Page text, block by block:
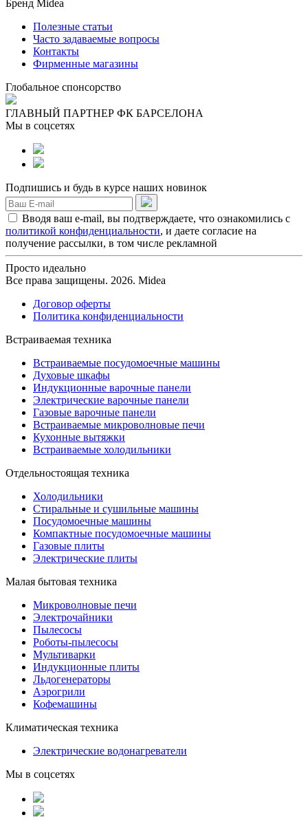
Бренд Midea
Полезные статьи
Часто задаваемые вопросы
Контакты
Фирменные магазины
Глобальное спонсорство
ГЛАВНЫЙ ПАРТНЕР ФК БАРСЕЛОНА
Мы в соцсетях
Подпишись и будь в курсе наших новинок
Вводя ваш e-mail, вы подтверждаете, что ознакомились с
политикой конфиденциальности, и даете согласие на
получение рассылки, в том числе рекламной
Просто идеально
Все права защищены. 2026. Midea
Договор оферты
Политика конфиденциальности
Встраиваемая техника
Встраиваемые посудомоечные машины
Духовые шкафы
Индукционные варочные панели
Электрические варочные панели
Газовые варочные панели
Встраиваемые микроволновые печи
Кухонные вытяжки
Встраиваемые холодильники
Отдельностоящая техника
Холодильники
Стиральные и сушильные машины
Посудомоечные машины
Компактные посудомоечные машины
Газовые плиты
Электрические плиты
Малая бытовая техника
Микроволновые печи
Электрочайники
Пылесосы
Роботы-пылесосы
Мультиварки
Индукционные плиты
Льдогенераторы
Аэрогрили
Кофемашины
Климатическая техника
Электрические водонагреватели
Мы в соцсетях